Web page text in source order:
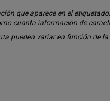
que aparece en el
cuanta información de
pueden variar en función de la